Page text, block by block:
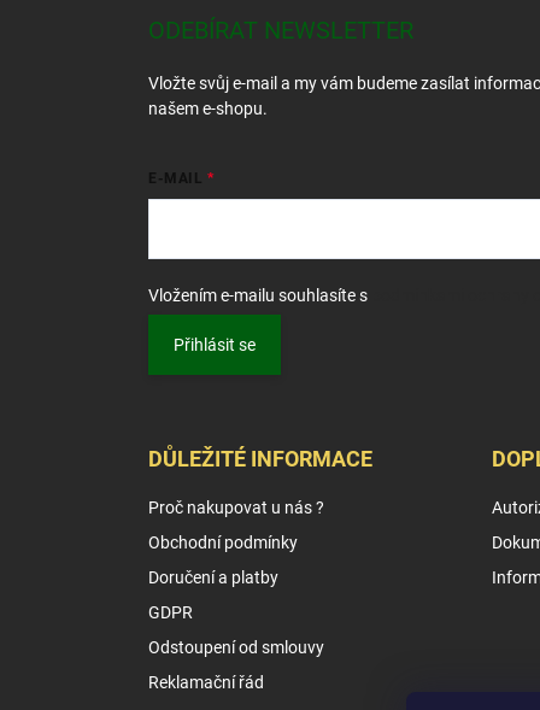
ODEBÍRAT NEWSLETTER
Vložte svůj e-mail a my vám budeme zasílat
našem e-shopu.
E-MAIL
Vložením e-mailu souhlasíte s
Přihlásit se
DŮLEŽITÉ INFORMACE
Proč nakupovat u nás ?
Obchodní podmínky
Doručení a platby
GDPR
Odstoupení od smlouvy
Reklamační řád